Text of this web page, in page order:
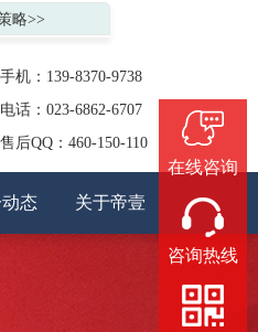
略>>
手机：139-8370-9738
电话：023-6862-6707
售后QQ： 460-150-110
态 关于帝壹
在线咨询
咨询热线